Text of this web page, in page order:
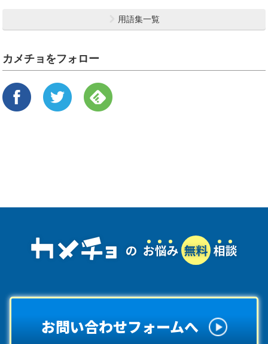
用語集一覧
カメチョをフォロー
お問い合わせフォームへ